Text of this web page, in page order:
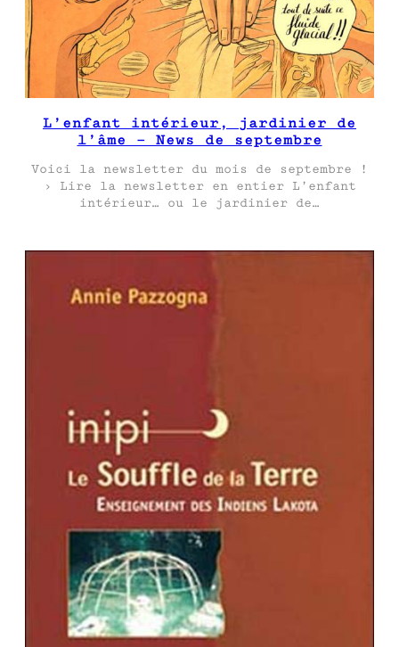
L’enfant intérieur, jardinier de
l’âme – News de septembre
Voici la newsletter du mois de septembre !
› Lire la newsletter en entier L’enfant
intérieur… ou le jardinier de…